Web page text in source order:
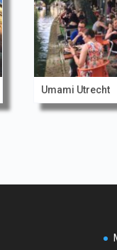
Umami Utrecht